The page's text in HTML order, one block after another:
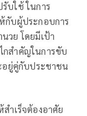
บใช้ ในการ
กับผู้ประกอบการ
วย โดยมีเป้า
กสำคัญในการขับ
อยู่คู่กับประชาชน
สำเร็จต้องอาศัย